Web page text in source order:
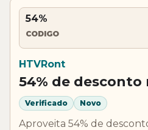
54%
CODIGO
HTVRont
54% de desconto
Verificado Novo
Aproveita 54% de